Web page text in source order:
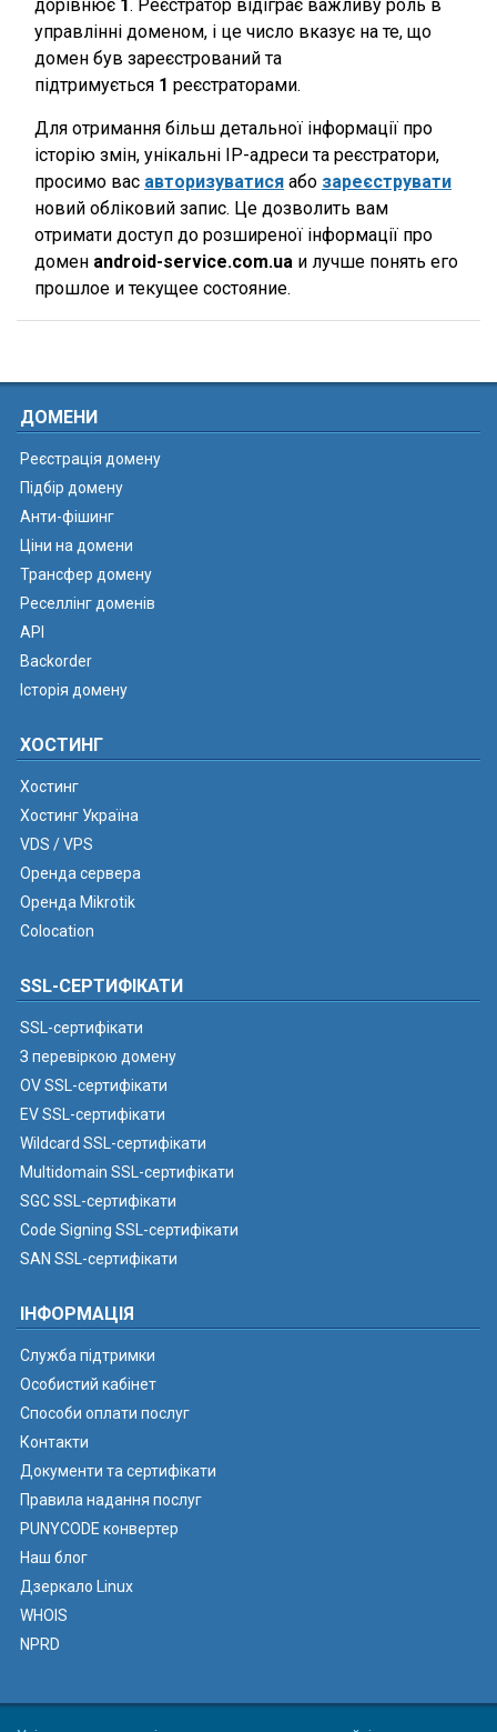
дорівнює 1. Реєстратор відіграє важливу роль в
управлінні доменом, і це число вказує на те, що
домен був зареєстрований та
підтримується 1 реєстраторами.
Для отримання більш детальної інформації про
історію змін, унікальні IP-адреси та реєстратори,
просимо вас авторизуватися або зареєструвати
новий обліковий запис. Це дозволить вам
отримати доступ до розширеної інформації про
домен android-service.com.ua и лучше понять его
прошлое и текущее состояние.
ДОМЕНИ
Реєстрація домену
Підбір домену
Анти-фішинг
Ціни на домени
Трансфер домену
Реселлінг доменів
API
Backorder
Історія домену
ХОСТИНГ
Хостинг
Хостинг Україна
VDS / VPS
Оренда сервера
Оренда Mikrotik
Colocation
SSL-СЕРТИФІКАТИ
SSL-сертифікати
З перевіркою домену
OV SSL-сертифікати
EV SSL-сертифікати
Wildcard SSL-сертифікати
Multidomain SSL-сертифікати
SGC SSL-сертифікати
Code Signing SSL-сертифікати
SAN SSL-сертифікати
ІНФОРМАЦІЯ
Служба підтримки
Особистий кабінет
Способи оплати послуг
Контакти
Документи та сертифікати
Правила надання послуг
PUNYCODE конвертер
Наш блог
Дзеркало Linux
WHOIS
NPRD